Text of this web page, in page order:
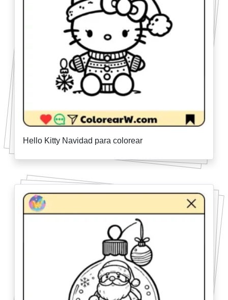
Hello Kitty Navidad para colorear